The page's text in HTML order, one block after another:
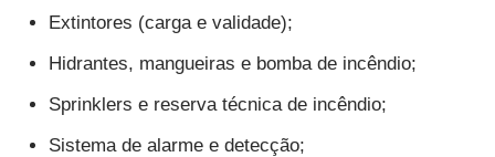
Extintores (carga e validade);
Hidrantes, mangueiras e bomba de incêndio;
Sprinklers e reserva técnica de incêndio;
Sistema de alarme e detecção;